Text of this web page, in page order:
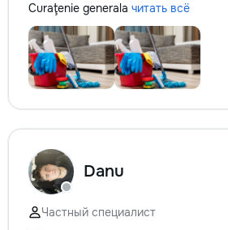
Curaţenie generala читать всё
Danu
Частный специалист